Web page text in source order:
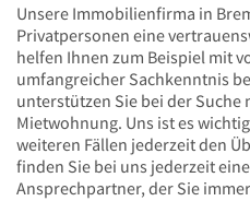
Unsere Immobilienfirma in
Privatpersonen eine
helfen Ihnen zum Beispiel mit
umfangreicher Sachkenntnis
unterstützen Sie bei der Suche
Mietwohnung. Uns ist es
weiteren Fällen jederzeit den
finden Sie bei uns jederzeit
Ansprechpartner, der Sie